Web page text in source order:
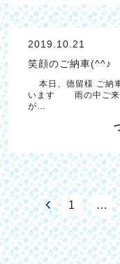
2019.10.21
笑顔のご納車(^^♪
本日、德留様 ご納
います 雨の中ご来
が…
1 …